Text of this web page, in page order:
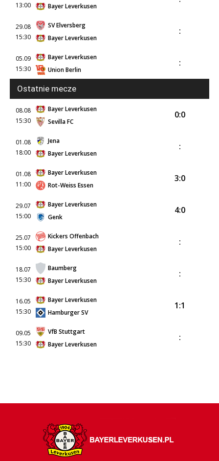
13:00
Bayer Leverkusen
29.08
15:30
SV Elversberg
Bayer Leverkusen
:
05.09
15:30
Bayer Leverkusen
Union Berlin
:
Ostatnie mecze
08.08
15:30
Bayer Leverkusen
Sevilla FC
0:0
01.08
18:00
Jena
Bayer Leverkusen
:
01.08
11:00
Bayer Leverkusen
Rot-Weiss Essen
3:0
29.07
15:00
Bayer Leverkusen
Genk
4:0
25.07
15:00
Kickers Offenbach
Bayer Leverkusen
:
18.07
15:30
Baumberg
Bayer Leverkusen
:
16.05
15:30
Bayer Leverkusen
Hamburger SV
1:1
09.05
15:30
VfB Stuttgart
Bayer Leverkusen
: